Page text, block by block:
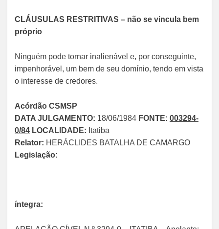
CLÁUSULAS RESTRITIVAS – não se vincula bem
próprio
Ninguém pode tornar inalienável e, por conseguinte,
impenhorável, um bem de seu domínio, tendo em vista
o interesse de credores.
Acórdão CSMSP
DATA JULGAMENTO: 18/06/1984 FONTE: 003294-
0/84 LOCALIDADE: Itatiba
Relator: HERÁCLIDES BATALHA DE CAMARGO
Legislação:
íntegra: